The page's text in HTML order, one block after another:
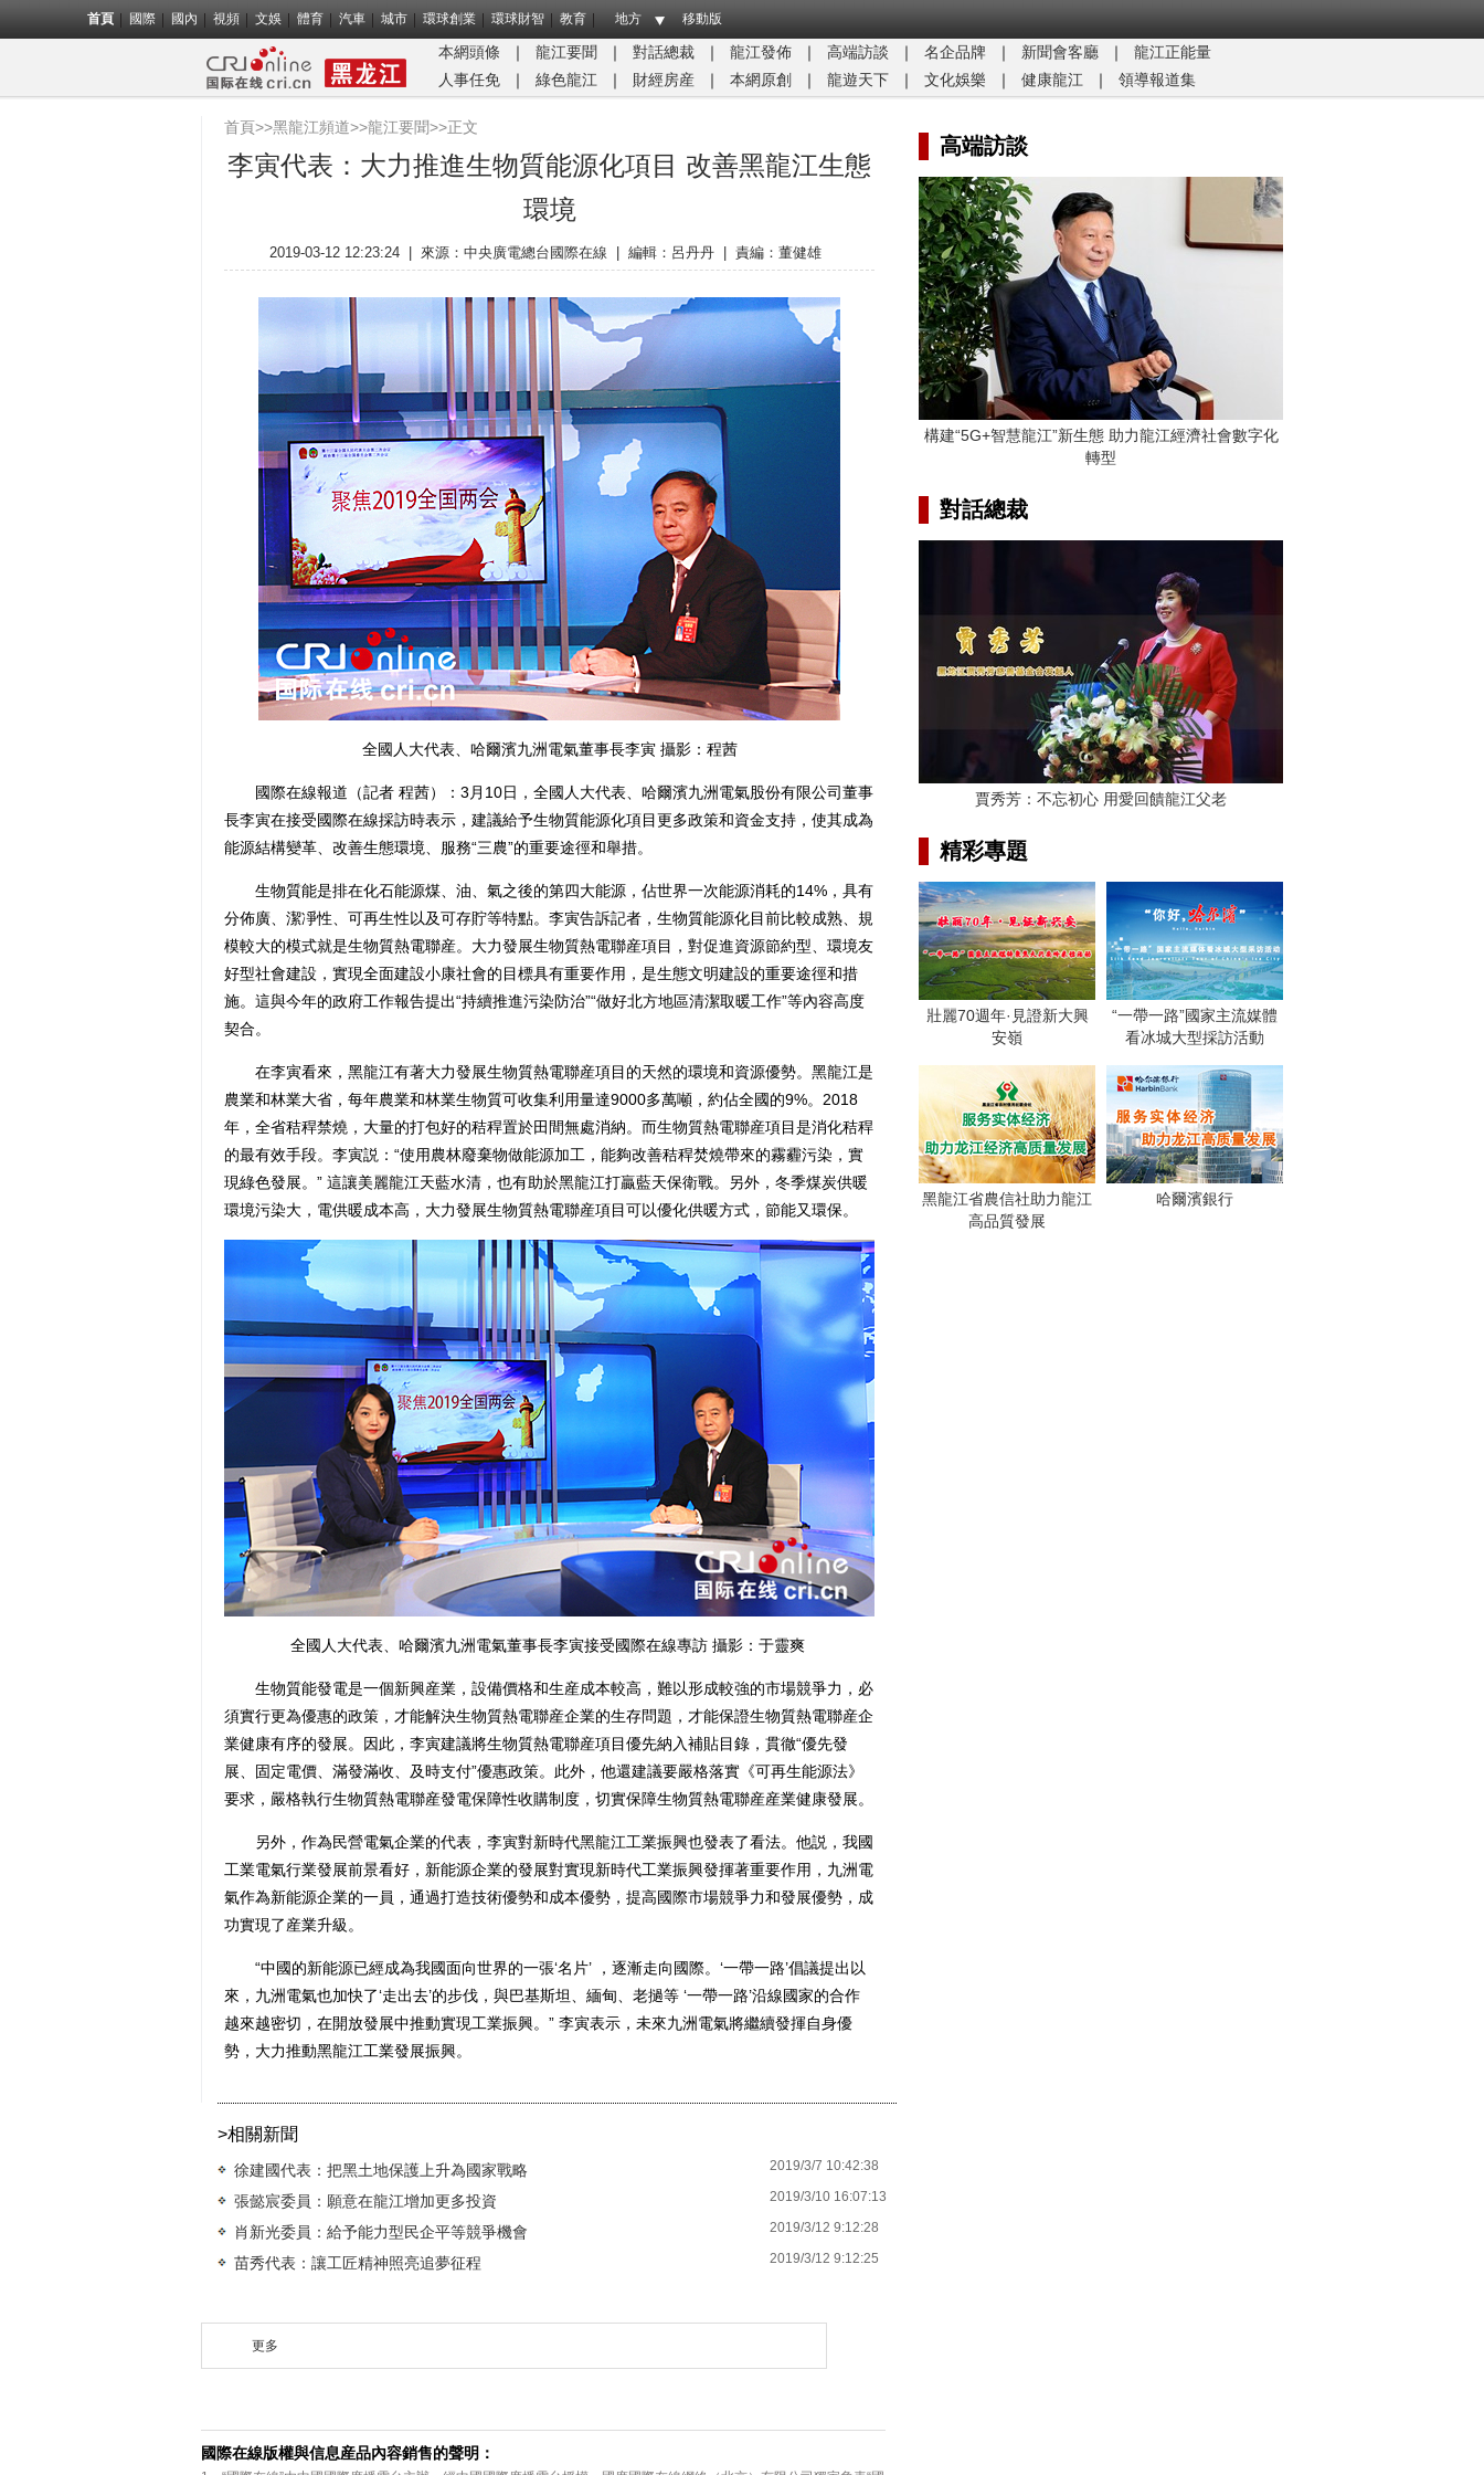
首頁 國際 國內 視頻 文娛 體育 汽車 城市 環球創業 環球財智 教育 地方 移動版
本網頭條 ｜ 龍江要聞 ｜ 對話總裁 ｜ 龍江發佈 ｜ 高端訪談 ｜ 名企品牌 ｜ 新聞會客廳 ｜
龍江正能量​
人事任免
｜ 綠色龍江 ｜ 財經房産 ｜ 本網原創 ｜ 龍遊天下 ｜ 文化娛樂 ｜ 健康龍江 ｜ 領導報道集
首頁>>黑龍江頻道>>龍江要聞>>正文
李寅代表：大力推進生物質能源化項目 改善黑龍江生態
環境
2019-03-12 12:23:24 來源： 中央廣電總台國際在線 編輯：呂丹丹 責編：董健雄
全國人大代表、哈爾濱九洲電氣董事長李寅 攝影：程茜
國際在線報道（記者 程茜）：3月10日，全國人大代表、哈爾濱九洲電氣股份有限公司董事
長李寅在接受國際在線採訪時表示，建議給予生物質能源化項目更多政策和資金支持，使其成為
能源結構變革、改善生態環境、服務“三農”的重要途徑和舉措。
生物質能是排在化石能源煤、油、氣之後的第四大能源，佔世界一次能源消耗的14%，具有
分佈廣、潔凈性、可再生性以及可存貯等特點。李寅告訴記者，生物質能源化目前比較成熟、規
模較大的模式就是生物質熱電聯産。大力發展生物質熱電聯産項目，對促進資源節約型、環境友
好型社會建設，實現全面建設小康社會的目標具有重要作用，是生態文明建設的重要途徑和措
施。這與今年的政府工作報告提出“持續推進污染防治”“做好北方地區清潔取暖工作”等內容高度
契合。
在李寅看來，黑龍江有著大力發展生物質熱電聯産項目的天然的環境和資源優勢。黑龍江是
農業和林業大省，每年農業和林業生物質可收集利用量達9000多萬噸，約佔全國的9%。2018
年，全省秸稈禁燒，大量的打包好的秸稈置於田間無處消納。而生物質熱電聯産項目是消化秸稈
的最有效手段。李寅説：“使用農林廢棄物做能源加工，能夠改善秸稈焚燒帶來的霧霾污染，實
現綠色發展。” 這讓美麗龍江天藍水清，也有助於黑龍江打贏藍天保衛戰。另外，冬季煤炭供暖
環境污染大，電供暖成本高，大力發展生物質熱電聯産項目可以優化供暖方式，節能又環保。
全國人大代表、哈爾濱九洲電氣董事長李寅接受國際在線專訪 攝影：于靈爽
生物質能發電是一個新興産業，設備價格和生産成本較高，難以形成較強的市場競爭力，必
須實行更為優惠的政策，才能解決生物質熱電聯産企業的生存問題，才能保證生物質熱電聯産企
業健康有序的發展。因此，李寅建議將生物質熱電聯産項目優先納入補貼目錄，貫徹“優先發
展、固定電價、滿發滿收、及時支付”優惠政策。此外，他還建議要嚴格落實《可再生能源法》
要求，嚴格執行生物質熱電聯産發電保障性收購制度，切實保障生物質熱電聯産産業健康發展。
另外，作為民營電氣企業的代表，李寅對新時代黑龍江工業振興也發表了看法。他説，我國
工業電氣行業發展前景看好，新能源企業的發展對實現新時代工業振興發揮著重要作用，九洲電
氣作為新能源企業的一員，通過打造技術優勢和成本優勢，提高國際市場競爭力和發展優勢，成
功實現了産業升級。
“中國的新能源已經成為我國面向世界的一張‘名片’ ，逐漸走向國際。‘一帶一路’倡議提出以
來，九洲電氣也加快了‘走出去’的步伐，與巴基斯坦、緬甸、老撾等 ‘一帶一路’沿線國家的合作
越來越密切，在開放發展中推動實現工業振興。” 李寅表示，未來九洲電氣將繼續發揮自身優
勢，大力推動黑龍江工業發展振興。
>相關新聞
徐建國代表：把黑土地保護上升為國家戰略 2019/3/7 10:42:38
張懿宸委員：願意在龍江增加更多投資 2019/3/10 16:07:13
肖新光委員：給予能力型民企平等競爭機會 2019/3/12 9:12:28
苗秀代表：讓工匠精神照亮追夢征程 2019/3/12 9:12:25
更多
國際在線版權與信息産品內容銷售的聲明：
高端訪談
構建“5G+智慧龍江”新生態 助力龍江經濟社會數字化
轉型
對話總裁
賈秀芳：不忘初心 用愛回饋龍江父老
精彩專題
壯麗70週年·見證新大興
安嶺
“一帶一路”國家主流媒體
看冰城大型採訪活動
黑龍江省農信社助力龍江
高品質發展
哈爾濱銀行